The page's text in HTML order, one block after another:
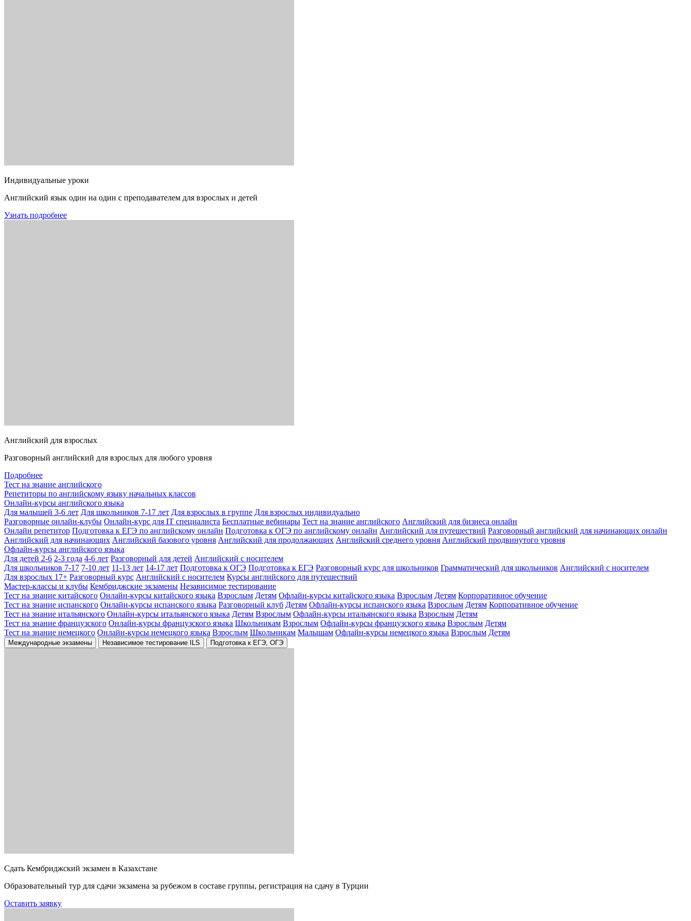
Индивидуальные уроки
Английский язык один на один с преподавателем для взрослых и детей
Узнать подробнее
Английский для взрослых
Разговорный английский для взрослых для любого уровня
Подробнее
Тест на знание английского
Репетиторы по английскому языку начальных классов
Онлайн-курсы английского языка
Для малышей 3-6 лет Для школьников 7-17 лет Для взрослых в группе Для взрослых индивидуально
Разговорные онлайн-клубы Онлайн-курс для IT специалиста Бесплатные вебинары Тест на знание английского Английский для бизнеса онлайн
Онлайн репетитор Подготовка к ЕГЭ по английскому онлайн Подготовка к ОГЭ по английскому онлайн Английский для путешествий Разговорный английский для начинающих онлайн
Английский для начинающих Английский базового уровня Английский для продолжающих Английский среднего уровня Английский продвинутого уровня
Офлайн-курсы английского языка
Для детей 2-6 2-3 года 4-6 лет Разговорный для детей Английский с носителем
Для школьников 7-17 7-10 лет 11-13 лет 14-17 лет Подготовка к ОГЭ Подготовка к ЕГЭ Разговорный курс для школьников Грамматический для школьников Английский с носителем
Для взрослых 17+ Разговорный курс Английский с носителем Курсы английского для путешествий
Мастер-классы и клубы Кембриджские экзамены Независимое тестирование
Тест на знание китайского Онлайн-курсы китайского языка Взрослым Детям Офлайн-курсы китайского языка Взрослым Детям Корпоративное обучение
Тест на знание испанского Онлайн-курсы испанского языка Разговорный клуб Детям Офлайн-курсы испанского языка Взрослым Детям Корпоративное обучение
Тест на знание итальянского Онлайн-курсы итальянского языка Детям Взрослым Офлайн-курсы итальянского языка Взрослым Детям
Тест на знание французского Онлайн-курсы французского языка Школьникам Взрослым Офлайн-курсы французского языка Взрослым Детям
Тест на знание немецкого Онлайн-курсы немецкого языка Взрослым Школьникам Малышам Офлайн-курсы немецкого языка Взрослым Детям
Международные экзамены Независимое тестирование ILS Подготовка к ЕГЭ, ОГЭ
Сдать Кембриджский экзамен в Казахстане
Образовательный тур для сдачи экзамена за рубежом в составе группы, регистрация на сдачу в Турции
Оставить заявку